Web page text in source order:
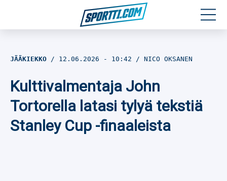
Jalkapallo
Yleisurheilu
JÄÄKIEKKO 12.06.2026 - 10:42 NICO OKSANEN
Kulttivalmentaja John
Tortorella latasi tylyä tekstiä
Stanley Cup -finaaleista